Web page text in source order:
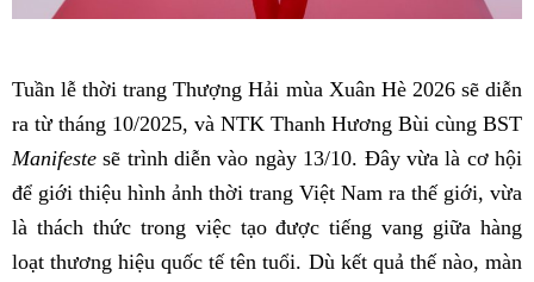
Tuần lễ thời trang Thượng Hải mùa Xuân Hè 2026 sẽ diễn
ra từ tháng 10/2025, và NTK Thanh Hương Bùi cùng BST
Manifeste sẽ trình diễn vào ngày 13/10. Đây vừa là cơ hội
để giới thiệu hình ảnh thời trang Việt Nam ra thế giới, vừa
là thách thức trong việc tạo được tiếng vang giữa hàng
loạt thương hiệu quốc tế tên tuổi. Dù kết quả thế nào, màn